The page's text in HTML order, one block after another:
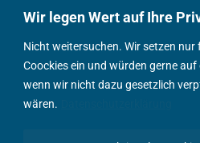
Wir legen Wert auf Ihre
Nicht weitersuchen. Wir setzen
Coockies ein und würden gerne
wenn wir nicht dazu gesetzlich
wären.
Fachbücher
Marktreport
Podcasts
Positionspapier